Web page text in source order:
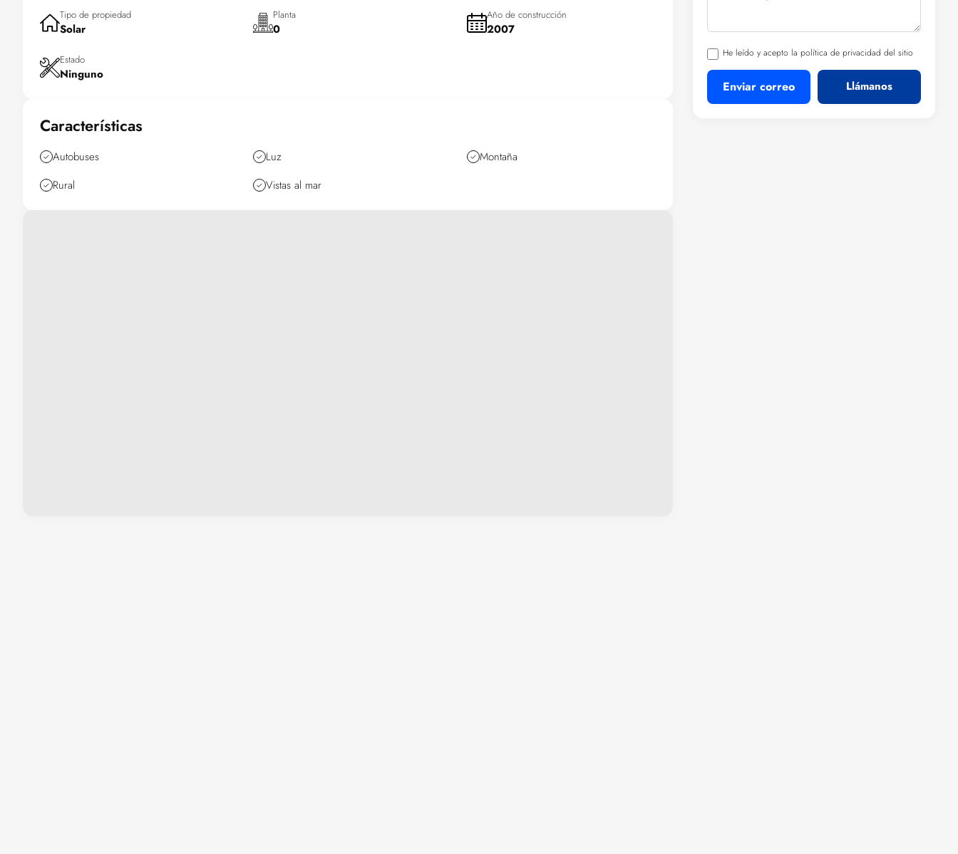
Tipo de propiedad
Solar
Planta
0
Año de construcción
2007
Estado
Ninguno
Características
Autobuses Luz
Montaña
Rural
Vistas al mar
He leído y acepto la política de privacidad del sitio
Enviar correo Llámanos